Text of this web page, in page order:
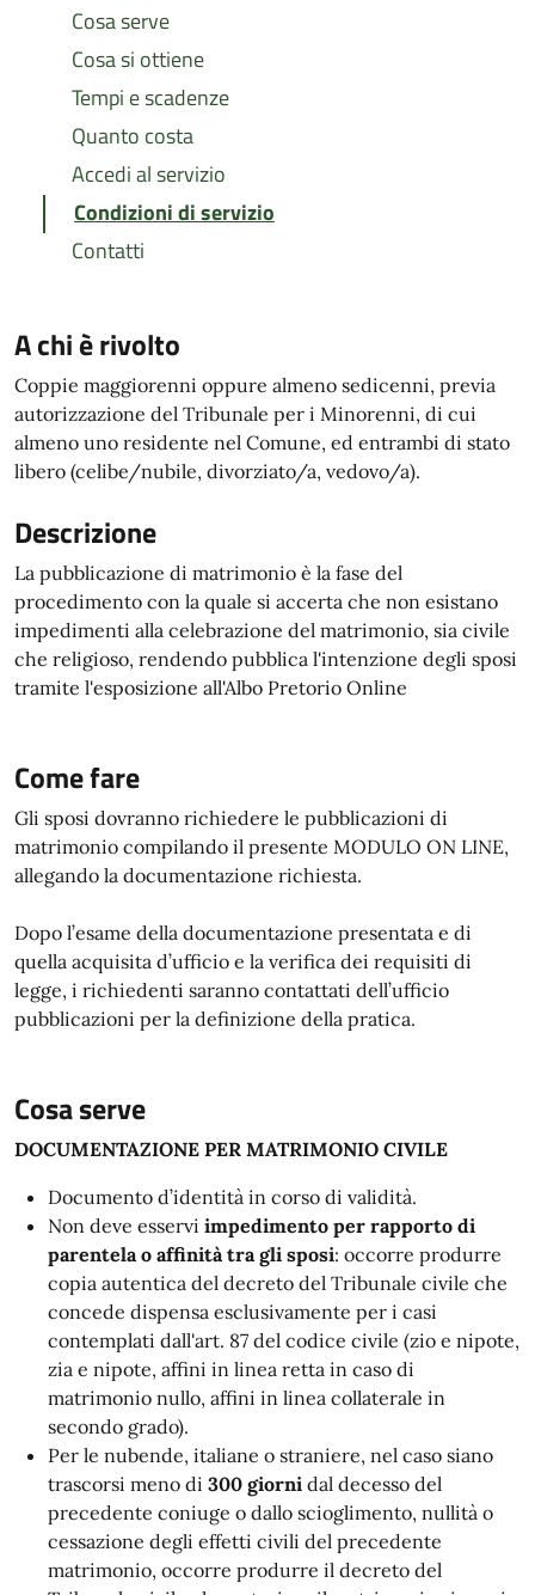
Cosa serve
Cosa si ottiene
Tempi e scadenze
Quanto costa
Accedi al servizio
Condizioni di servizio
Contatti
A chi è rivolto
Coppie maggiorenni oppure almeno sedicenni, previa
autorizzazione del Tribunale per i Minorenni, di cui
almeno uno residente nel Comune, ed entrambi di stato
libero (celibe/nubile, divorziato/a, vedovo/a).
Descrizione
La pubblicazione di matrimonio è la fase del
procedimento con la quale si accerta che non esistano
impedimenti alla celebrazione del matrimonio, sia civile
che religioso, rendendo pubblica l'intenzione degli sposi
tramite l'esposizione all'Albo Pretorio Online
Come fare
Gli sposi dovranno richiedere le pubblicazioni di
matrimonio compilando il presente MODULO ON LINE,
allegando la documentazione richiesta.
Dopo l’esame della documentazione presentata e di
quella acquisita d’ufficio e la verifica dei requisiti di
legge, i richiedenti saranno contattati dell’ufficio
pubblicazioni per la definizione della pratica.
Cosa serve
DOCUMENTAZIONE PER MATRIMONIO CIVILE
Documento d’identità in corso di validità.
Non deve esservi impedimento per rapporto di
parentela o affinità tra gli sposi: occorre produrre
copia autentica del decreto del Tribunale civile che
concede dispensa esclusivamente per i casi
contemplati dall'art. 87 del codice civile (zio e nipote,
zia e nipote, affini in linea retta in caso di
matrimonio nullo, affini in linea collaterale in
secondo grado).
Per le nubende, italiane o straniere, nel caso siano
trascorsi meno di 300 giorni dal decesso del
precedente coniuge o dallo scioglimento, nullità o
cessazione degli effetti civili del precedente
matrimonio, occorre produrre il decreto del